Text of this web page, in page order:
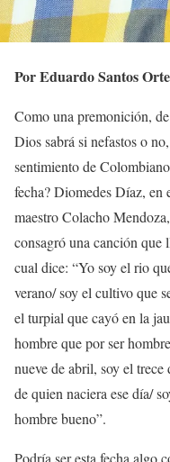
Por Eduardo Santos
Como una premonición,
Dios sabrá si nefastos o
sentimiento de
fecha? Diomedes Díaz,
maestro Colacho
consagró una canción que
cual dice: “Yo soy el rio
verano/ soy el cultivo que
el turpial que cayó en la
hombre que por ser
nueve de abril, soy el
de quien naciera ese día/
hombre bueno”.
Podría ser esta fecha algo